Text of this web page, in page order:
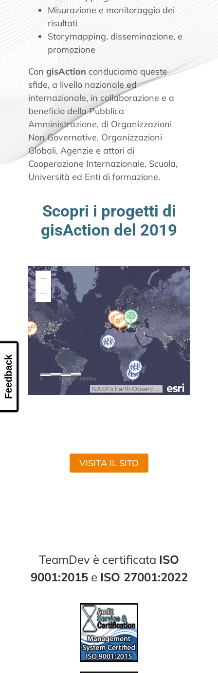
Misurazione e monitoraggio dei
risultati
Storymapping, disseminazione, e
promozione
CongisAction conduciamo queste
sfide, a livello nazionale ed
internazionale, in collaborazione e a
beneficio della Pubblica
Amministrazione, di Organizzazioni
Non Governative, Organizzazioni
Globali, Agenzie e attori di
Cooperazione Internazionale, Scuola,
Università ed Enti di formazione.
Scopri i progetti di
gisAction del 2019
VISITA IL SITO
TeamDev è certificata ISO
9001:2015e ISO 27001:2022
Feedback